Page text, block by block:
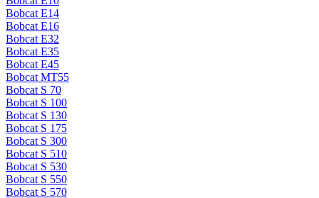
Bobcat E14
Bobcat E16
Bobcat E32
Bobcat E35
Bobcat E45
Bobcat MT55
Bobcat S 70
Bobcat S 100
Bobcat S 130
Bobcat S 175
Bobcat S 300
Bobcat S 510
Bobcat S 530
Bobcat S 550
Bobcat S 570